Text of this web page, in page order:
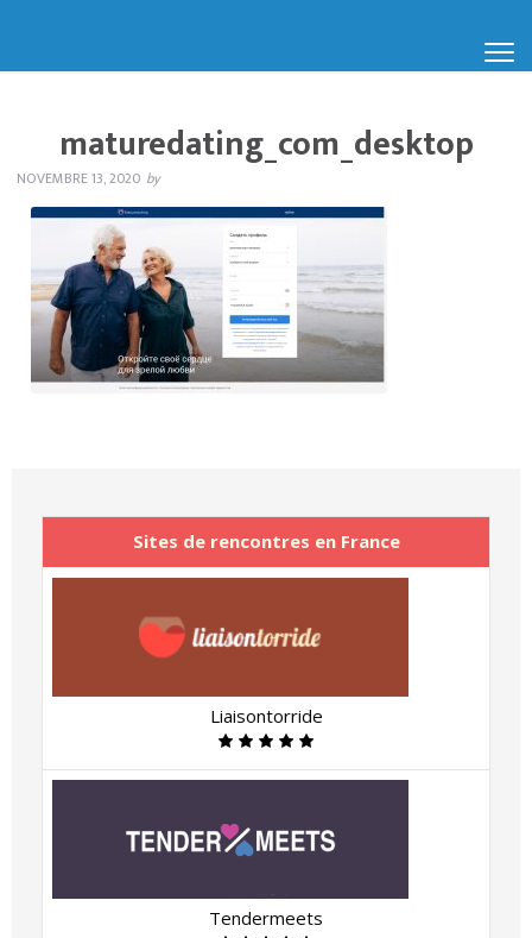
maturedating_com_desktop
NOVEMBRE 13, 2020 by
Sites de rencontres en France
Liaisontorride
Tendermeets